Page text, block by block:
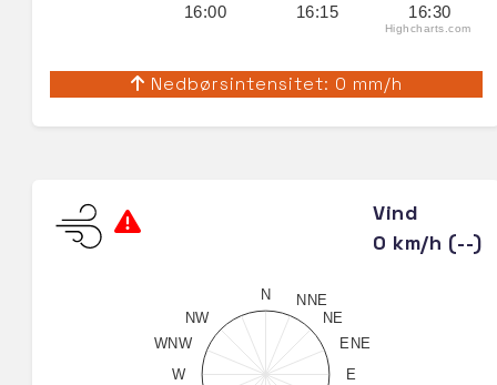
16:00 16:30
16:15
Highcharts.com
Nedbørsintensitet: 0 mm/h
Vind
0 km/h (--)
N
NNE
NE
ENE
E
W
WNW
NW